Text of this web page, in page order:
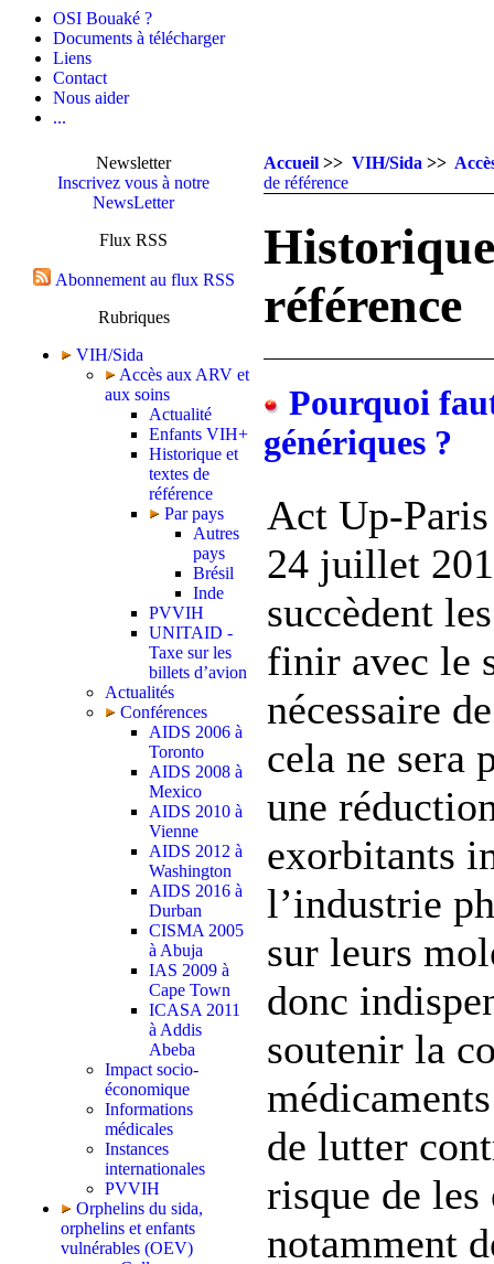
OSI Bouaké ?
Documents à télécharger
Liens
Contact
Nous aider
...
Newsletter
Inscrivez vous à notre
NewsLetter
Flux RSS
Abonnement au flux RSS
Rubriques
VIH/Sida
Accès aux ARV et
aux soins
Actualité
Enfants VIH+
Historique et
textes de
référence
Par pays
Autres
pays
Brésil
Inde
PVVIH
UNITAID -
Taxe sur les
billets d’avion
Actualités
Conférences
AIDS 2006 à
Toronto
AIDS 2008 à
Mexico
AIDS 2010 à
Vienne
AIDS 2012 à
Washington
AIDS 2016 à
Durban
CISMA 2005
à Abuja
IAS 2009 à
Cape Town
ICASA 2011
à Addis
Abeba
Impact socio-
économique
Informations
médicales
Instances
internationales
PVVIH
Orphelins du sida,
orphelins et enfants
vulnérables (OEV)
Accueil >> VIH/Sida >>
de référence
référence
Pourquoi
génériques ?
Act Up-
24 juillet
succèdent
finir avec le
nécessaire
cela ne sera
une
exorbitants
l’industrie
sur leurs
donc
soutenir la
de lutter
risque de les
notamment